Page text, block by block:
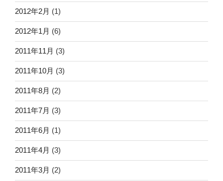
2012年2月 (1)
2012年1月 (6)
2011年11月 (3)
2011年10月 (3)
2011年8月 (2)
2011年7月 (3)
2011年6月 (1)
2011年4月 (3)
2011年3月 (2)